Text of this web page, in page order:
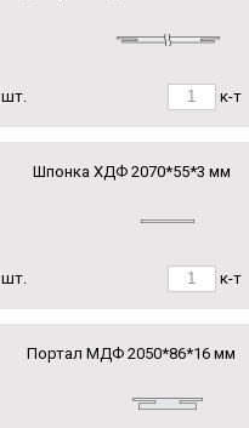
шт. к-т
Шпонка ХДФ 2070*55*3 мм
шт. к-т
Портал МДФ 2050*86*16 мм